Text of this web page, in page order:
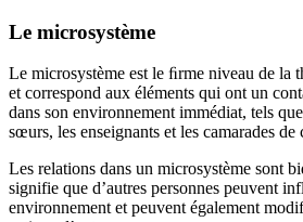
Le microsystème
Le microsystème est le ﬁrme niveau de la
et correspond aux éléments qui ont un
dans son environnement immédiat, tels
sœurs, les enseignants et les camarades de
Les relations dans un microsystème sont
signifie que d’autres personnes peuvent
environnement et peuvent également